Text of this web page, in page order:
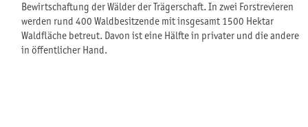
Bewirtschaftung der Wälder der Trägerschaft. In zwei Forstrevieren
werden rund 400 Waldbesitzende mit insgesamt 1500 Hektar
Waldfläche betreut. Davon ist eine Hälfte in privater und die andere
in öffentlicher Hand.